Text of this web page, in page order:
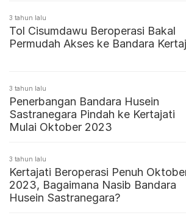
3 tahun lalu
Tol Cisumdawu Beroperasi Bakal
Permudah Akses ke Bandara
3 tahun lalu
Penerbangan Bandara Husein
Sastranegara Pindah ke Kertajati
Mulai Oktober 2023
3 tahun lalu
Kertajati Beroperasi Penuh
2023, Bagaimana Nasib Bandara
Husein Sastranegara?